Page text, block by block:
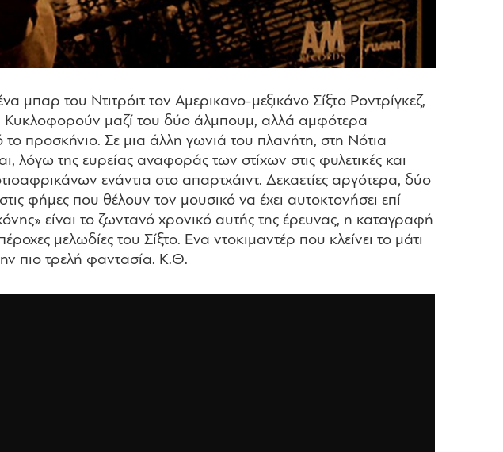
του Ντιτρόιτ τον Αμερικανο-μεξικάνο Σίξτο Ροντρίγκεζ,
Κυκλοφορούν μαζί του δύο άλμπουμ, αλλά αμφότερα
προσκήνιο. Σε μια άλλη γωνιά του πλανήτη, στη Νότια
λόγω της ευρείας αναφοράς των στίχων στις φυλετικές και
ενάντια στο απαρτχάιντ. Δεκαετίες αργότερα, δύο
φήμες που θέλουν τον μουσικό να έχει αυτοκτονήσει επί
είναι το ζωντανό χρονικό αυτής της έρευνας, η καταγραφή
μελωδίες του Σίξτο. Ενα ντοκιμαντέρ που κλείνει το μάτι
πιο τρελή φαντασία. Κ.Θ.